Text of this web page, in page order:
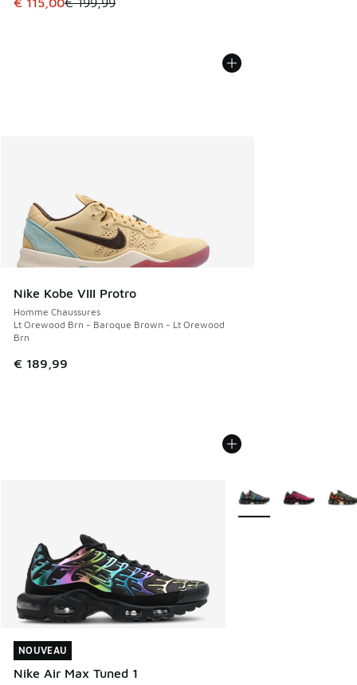
Nike Kobe VIII Protro
Homme Chaussures
Lt Orewood Brn - Baroque Brown - Lt Orewood
Brn
€ 189,99
NOUVEAU
Nike Air Max Tuned 1
NOUVEAU
Plus de couleurs